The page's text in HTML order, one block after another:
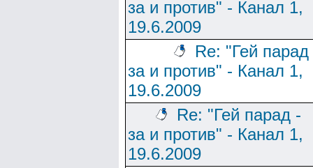
за и против" - Канал 1,
19.6.2009
Re: "Гей парад
за и против" - Канал 1,
19.6.2009
Re: "Гей парад -
за и против" - Канал 1,
19.6.2009